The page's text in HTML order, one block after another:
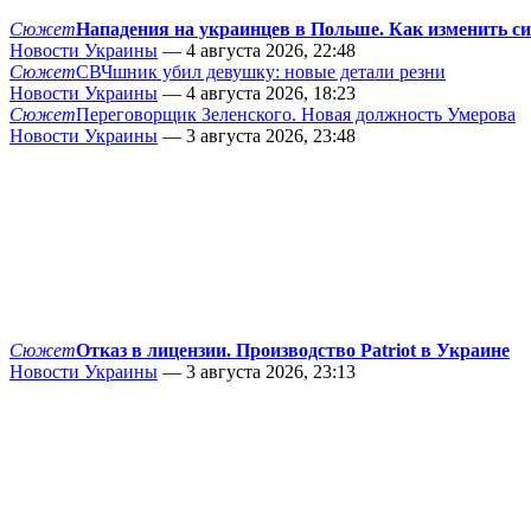
СюжетНападения на украинцев в Польше. Как изменить
Новости Украины — 4 августа 2026, 22:48
СюжетСВЧшник убил девушку: новые детали резни
Новости Украины — 4 августа 2026, 18:23
СюжетПереговорщик Зеленского. Новая должность Умерова
Новости Украины — 3 августа 2026, 23:48
СюжетОтказ в лицензии. Производство Patriot в Украине
Новости Украины — 3 августа 2026, 23:13